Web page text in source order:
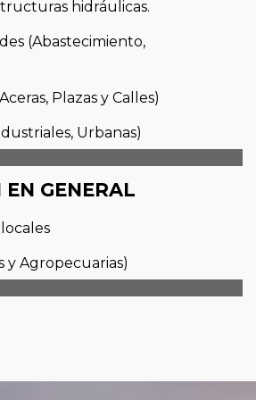
hidráulicas.
(Abastecimiento,
Plazas y Calles)
Urbanas)
GENERAL
y Agropecuarias)